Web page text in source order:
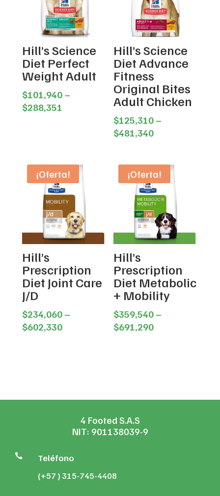
Hill’s Science
Diet Perfect
Weight Adult
$101,940 –
$288,351
Hill’s Science
Diet Advance
Fitness
Original Bites
Adult Chicken
$125,310 –
$481,340Price
through
$481,340
¡Oferta!
Hill’s
Prescription
Diet Joint Care
J/D
$234,060 –
$602,330Price
¡Oferta!
Hill’s
Prescription
Diet Metabolic
+ Mobility
$359,540 –
$691,290Price
4 Footed S.A.S
NIT: 901138039-9
 Teléfono
(+57 ) 315-745-4408